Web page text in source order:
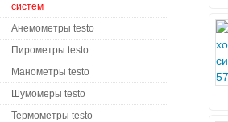
систем
Анемометры testo
Пирометры testo
Манометры testo
Шумомеры testo
Термометры testo